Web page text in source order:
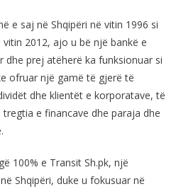
e saj në Shqipëri në vitin 1996 si
2012, ajo u bë një bankë e
dhe prej atëherë ka funksionuar si
ofruar një gamë të gjerë të
dhe klientët e korporatave, të
e financave dhe paraja dhe
100% e Transit Sh.pk, një
Shqipëri, duke u fokusuar në